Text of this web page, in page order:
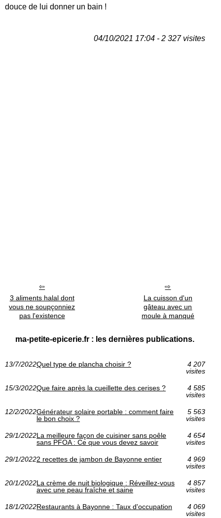
douce de lui donner un bain !
04/10/2021 17:04 - 2 327 visites
3 aliments halal dont
vous ne soupçonniez
pas l'existence
La cuisson d'un
gâteau avec un
moule à manqué
ma-petite-epicerie.fr : les dernières publications.
13/7/2022Quel type de plancha choisir ?
4 207
visites
15/3/2022Que faire après la cueillette des cerises ?
4 585
visites
12/2/2022Générateur solaire portable : comment faire
le bon choix ?
5 563
visites
29/1/2022La meilleure façon de cuisiner sans poêle
sans PFOA : Ce que vous devez savoir
4 654
visites
29/1/20222 recettes de jambon de Bayonne entier
4 969
visites
20/1/2022La crème de nuit biologique : Réveillez-vous
avec une peau fraîche et saine
4 857
visites
18/1/2022Restaurants à Bayonne : Taux d'occupation
4 069
visites